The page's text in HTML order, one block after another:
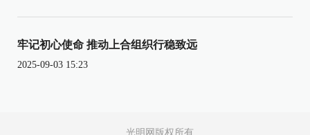
牢记初心使命 推动上合组织行稳致远
2025-09-03 15:23
光明网版权所有